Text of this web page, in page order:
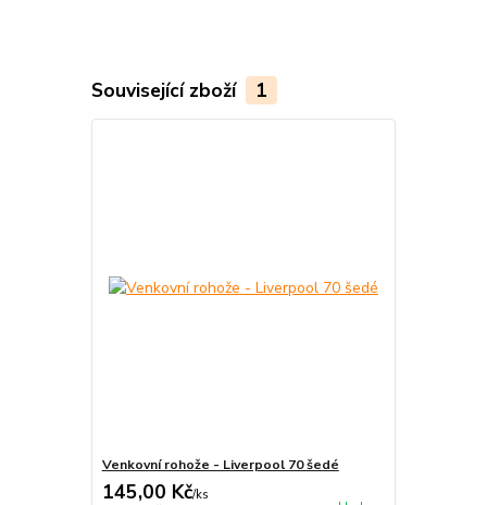
Související zboží 1
Venkovní rohože - Liverpool 70 šedé
145,00 Kč/ks